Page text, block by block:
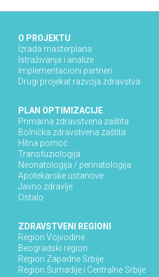
O PROJEKTU
Izrada masterplana
Istraživanja i analize
Implementacioni partneri
Drugi projekat razvoja zdravstva
PLAN OPTIMIZACIJE
Primarna zdravstvena zaštita
Bolnička zdravstvena zaštita
Hitna pomoć
Transfuziologija
Neonatologija / perinatologija
Apotekarske ustanove
Javno zdravlje
Ostalo
ZDRAVSTVENI REGIONI
Region Vojvodine
Beogradski region
Region Zapadne Srbije
Region Šumadije i Centralne Srbije